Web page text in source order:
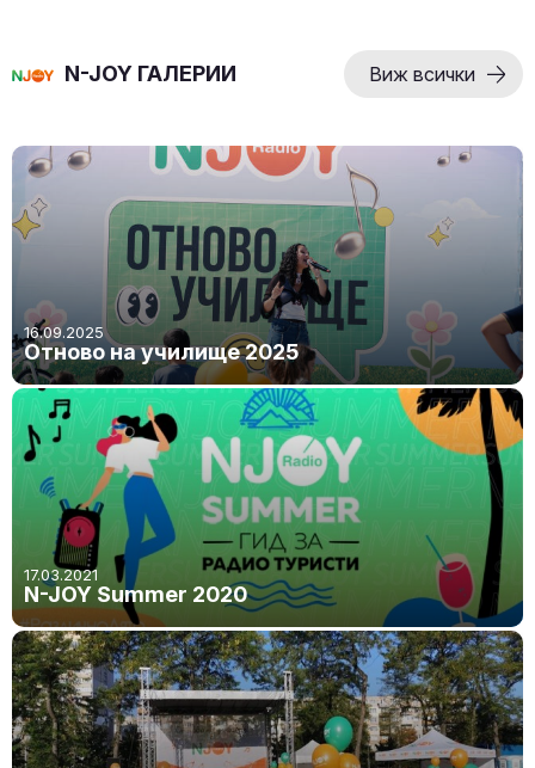
N-JOY ГАЛЕРИИ Виж всички
16.09.2025
Отново на училище 2025
17.03.2021
N-JOY Summer 2020